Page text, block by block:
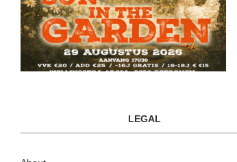
LEGAL